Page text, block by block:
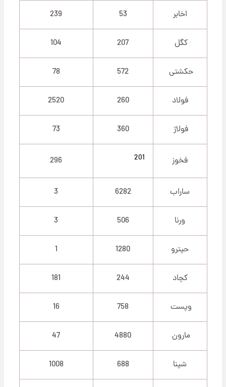
اخابر 53
239
کگل 207
104
حکشتی‌ 572
78
فولاد 260
2520
فولاژ 360
73
فخوز 201
296
ساراب 6282
3
ورنا 506
3
حپترو 1280
1
کچاد 244
181
وپست 758
16
مارون 4880
47
شپنا 688
1008